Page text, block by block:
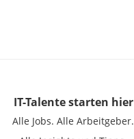
IT-Talentestarten hier
Alle Jobs. Alle Arbeitgeber.